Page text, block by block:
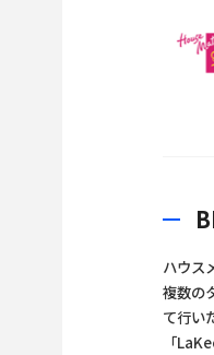
ハウス
複数の
て行い
「